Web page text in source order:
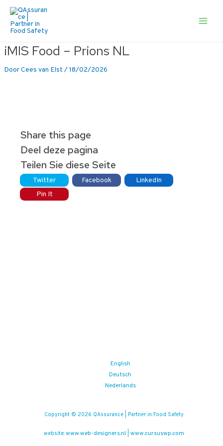
naar
iMIS Food – Prions NL
DoorCees van Elst /18/02/2026
Share this page
Deel deze pagina
Teilen Sie diese Seite
Twitter Facebook
LinkedIn
Pin It
English
Deutsch
Nederlands
Copyright © 2026 QAssurance | Partner in Food Safety
website: www.web-designers.nl www.cursuswp.com